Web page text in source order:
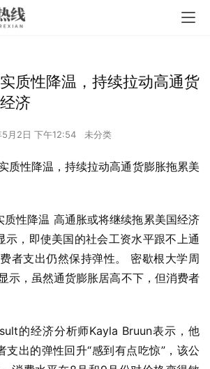
质性降温，持续拉动高通货
济
月2日 下午12:54 未分类
质性降温，持续拉动高通货膨胀拖累美
质性降温 高通胀或将继续拖累美国经济
示，即使美国的社会工资水平跟不上通
者支出仍然保持弹性。 密歇根大学周
示，虽然通货膨胀居高不下，但消费者
的经济分析师Kayla Bruun表示，他
支出的弹性回升“感到有点吃惊”，该公